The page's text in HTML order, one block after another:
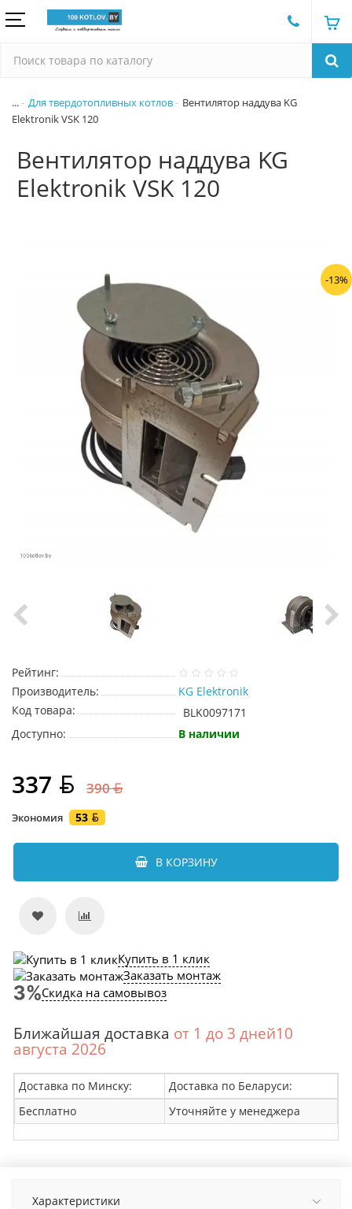
... Для твердотопливных котлов
Вентилятор наддува KG
Elektronik VSK 120
Вентилятор наддува KG
Elektronik VSK 120
-13%
Рейтинг:
Производитель:
KG Elektronik
Код товара:
BLK0097171
Доступно:
В наличии
337 390
Экономия 53
В КОРЗИНУ
Купить в 1 клик
Заказать монтаж
Скидка на самовывоз
Ближайшая доставка от 1 до 3 дней10
августа 2026
Доставка по Минску:
Доставка по Беларуси:
Бесплатно
Уточняйте у менеджера
Характеристики